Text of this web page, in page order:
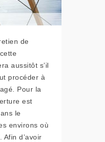
de
aussitôt s’il
procéder à
Pour la
est
le
environs où
d’avoir